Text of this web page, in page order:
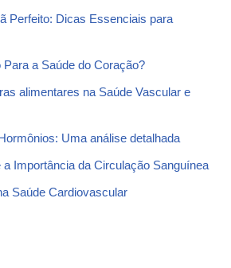
Perfeito: Dicas Essenciais para
a Saúde do Coração?
alimentares na Saúde Vascular e
Uma análise detalhada
Importância da Circulação Sanguínea
Saúde Cardiovascular